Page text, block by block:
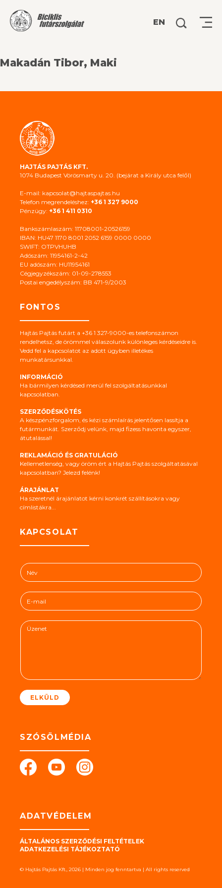
EN Keresés:
Makadán Tibor, Maki
HAJTÁS PAJTÁS KFT.
1074 Budapest Vörösmarty u. 20. (bejárat a Király utca felől)
E-mail: kapcsolat@hajtaspajtas.hu
Telefon megrendeléshez: +36 1 327 9000
Pénzügy: +36 1 411 0310
Bankszámlaszám: 11708001-20526159
IBAN: HU47 1170 8001 2052 6159 0000 0000
SWIFT: OTPVHUHB
Adószám: 11954161-2-42
EU adószám: HU11954161
Cégjegyzékszám: 01-09-278553
Postai engedélyszám: BB 471-9/2003
FONTOS
Hajtás Pajtás futárt a +36 1 327-9000-es telefonszámon
rendelhetsz, de örömmel válaszolunk különleges kérdéseidre is.
Vedd fel a kapcsolatot az adott ügyben illetékes
munkatársunkkal.
INFORMÁCIÓ
Ha bármilyen kérdésed merül fel szolgáltatásunkkal
kapcsolatban.
SZERZŐDÉSKÖTÉS
A készpénzforgalom, és kézi számlaírás jelentősen lassítja a
futármunkát. Szerződj velünk, majd fizess havonta egyszer,
átutalással!
REKLAMÁCIÓ ÉS GRATULÁCIÓ
Kellemetlenség, vagy öröm ért a Hajtás Pajtás szolgáltatásával
kapcsolatban? Jelezd felénk!
ÁRAJÁNLAT
Ha szeretnél árajánlatot kérni konkrét szállításokra vagy
címlistákra...
KAPCSOLAT
N
é
*E
-
a
Ü
t
ELKÜLD
SZÓSÖLMÉDIA
ADATVÉDELEM
ÁLTALÁNOS SZERZŐDÉSI FELTÉTELEK
ADATKEZELÉSI TÁJÉKOZTATÓ
© Hajtás Pajtás Kft., 2026 | Minden jog fenntartva | All rights reserved